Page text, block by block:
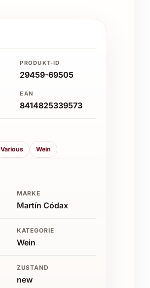
PRODUKT-ID
29459-69505
EAN
8414825339573
Various Wein
MARKE
Martín Códax
KATEGORIE
Wein
ZUSTAND
new